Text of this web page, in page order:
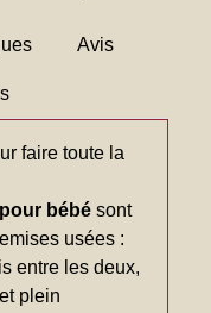
Avis
faire toute la
bébé sont
usées :
entre les deux,
plein